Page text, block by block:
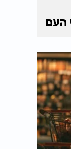
העם